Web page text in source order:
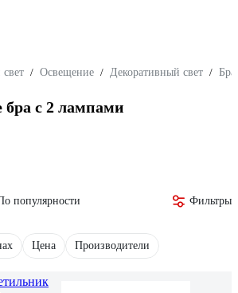
/ Освещение / Декоративный свет / Бра
с 2 лампами
популярности Фильтры
Цена Производители